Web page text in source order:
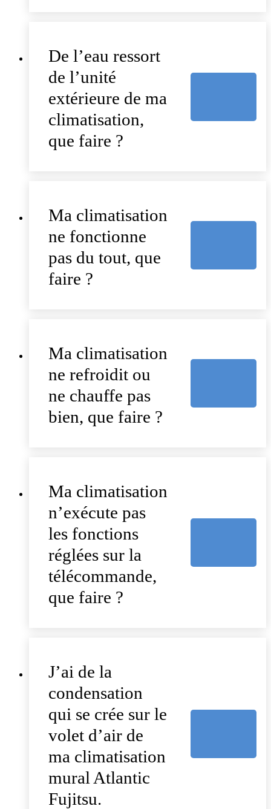
De l’eau ressort
de l’unité
extérieure de ma
climatisation,
que faire ?
Ma climatisation
ne fonctionne
pas du tout, que
faire ?
Ma climatisation
ne refroidit ou
ne chauffe pas
bien, que faire ?
Ma climatisation
n’exécute pas
les fonctions
réglées sur la
télécommande,
que faire ?
J’ai de la
condensation
qui se crée sur le
volet d’air de
ma climatisation
mural Atlantic
Fujitsu.